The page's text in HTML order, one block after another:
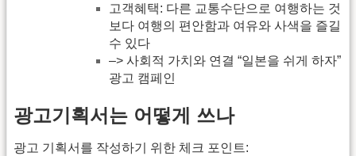
고객혜택: 다른 교통수단으로 여행하는 것
보다 여행의 편안함과 여유와 사색을 즐길
수 있다
–> 사회적 가치와 연결 “일본을 쉬게 하자”
광고 캠페인
광고기획서는 어떻게 쓰나
광고 기획서를 작성하기 위한 체크 포인트: